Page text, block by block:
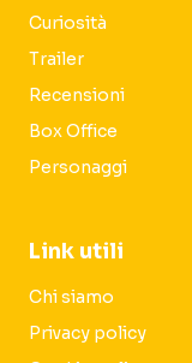
Curiosità
Trailer
Recensioni
Box Office
Personaggi
Link utili
Chi siamo
Privacy policy